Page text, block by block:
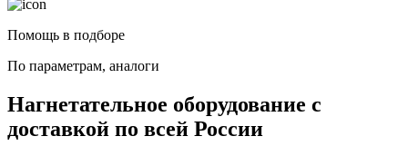
Помощь в подборе
По параметрам, аналоги
Нагнетательное оборудование с
доставкой по всей России